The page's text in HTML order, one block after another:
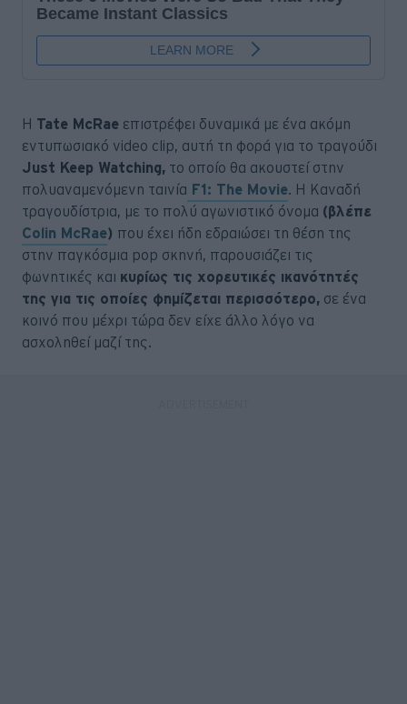
Η Tate McRae επιστρέφει δυναμικά με ένα ακόμη
εντυπωσιακό video clip, αυτή τη φορά για το τραγούδι
Just Keep Watching, το οποίο θα ακουστεί στην
πολυαναμενόμενη ταινία F1: The Movie. H Καναδή
τραγουδίστρια, με το πολύ αγωνιστικό όνομα (βλέπε
Colin McRae) που έχει ήδη εδραιώσει τη θέση της
στην παγκόσμια pop σκηνή, παρουσιάζει τις
φωνητικές και κυρίως τις χορευτικές ικανότητές
της για τις οποίες φημίζεται περισσότερο, σε ένα
κοινό που μέχρι τώρα δεν είχε άλλο λόγο να
ασχοληθεί μαζί της.